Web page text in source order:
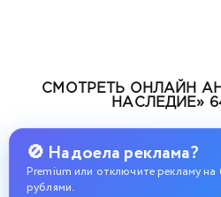
СМОТРЕТЬ ОНЛАЙН
НАСЛЕДИЕ»
🚫 Надоела реклама?
Premium или отключите рекламу на
рублями.